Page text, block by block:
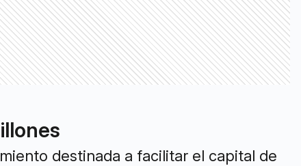
destinada a facilitar el capital de